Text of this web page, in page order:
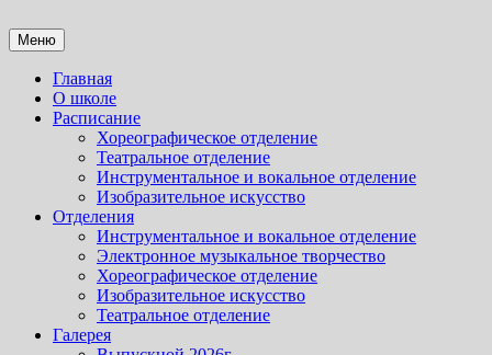
к
содержимому
Детская школа искусств №27
Детская школа искусств №27
Меню
Главная
О школе
Расписание
Хореографическое отделение
Театральное отделение
Инструментальное и вокальное отделение
Изобразительное искусство
Отделения
Инструментальное и вокальное отделение
Электронное музыкальное творчество
Хореографическое отделение
Изобразительное искусство
Театральное отделение
Галерея